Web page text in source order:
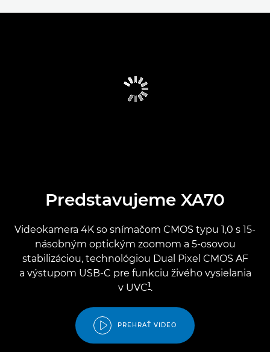
Predstavujeme XA70
Videokamera 4K so snímačom CMOS typu 1,0 s 15-
násobným optickým zoomom a 5-osovou
stabilizáciou, technológiou Dual Pixel CMOS AF
a výstupom USB-C pre funkciu živého vysielania
v UVC1.
PREHRAŤ VIDEO